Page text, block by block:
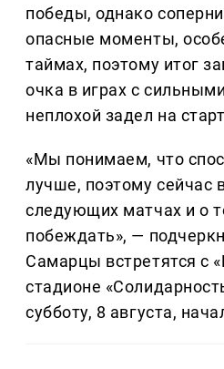
победы, однако
опасные моменты,
таймах, поэтому итог
очка в играх с
неплохой задел на
«Мы понимаем, что
лучше, поэтому сейчас
следующих матчах и о
побеждать», —
Самарцы встретятся с
стадионе
субботу, 8 августа,